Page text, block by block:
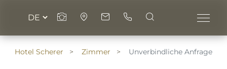
Hotel Scherer Zimmer Unverbindliche Anfrage